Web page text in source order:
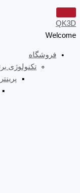
QK3D
Welcome
فروشگاه
تکنولوژی